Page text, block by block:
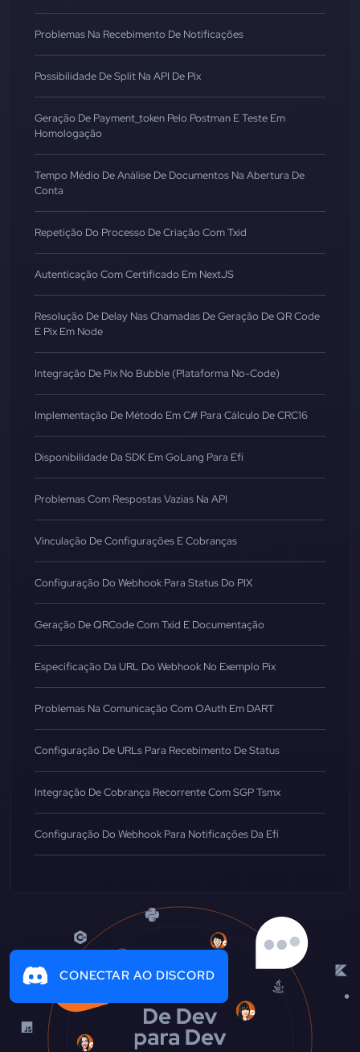
Problemas Na Recebimento De Notificações
Possibilidade De Split Na API De Pix
Geração De Payment_token Pelo Postman E Teste Em
Homologação
Tempo Médio De Análise De Documentos Na Abertura De
Conta
Repetição Do Processo De Criação Com Txid
Autenticação Com Certificado Em NextJS
Resolução De Delay Nas Chamadas De Geração De QR Code
E Pix Em Node
Integração De Pix No Bubble (Plataforma No-Code)
Implementação De Método Em C# Para Cálculo De CRC16
Disponibilidade Da SDK Em GoLang Para Efí
Problemas Com Respostas Vazias Na API
Vinculação De Configurações E Cobranças
Configuração Do Webhook Para Status Do PIX
Geração De QRCode Com Txid E Documentação
Especificação Da URL Do Webhook No Exemplo Pix
Problemas Na Comunicação Com OAuth Em DART
Configuração De URLs Para Recebimento De Status
Integração De Cobrança Recorrente Com SGP Tsmx
Configuração Do Webhook Para Notificações Da Efí
CONECTAR AO DISCORD